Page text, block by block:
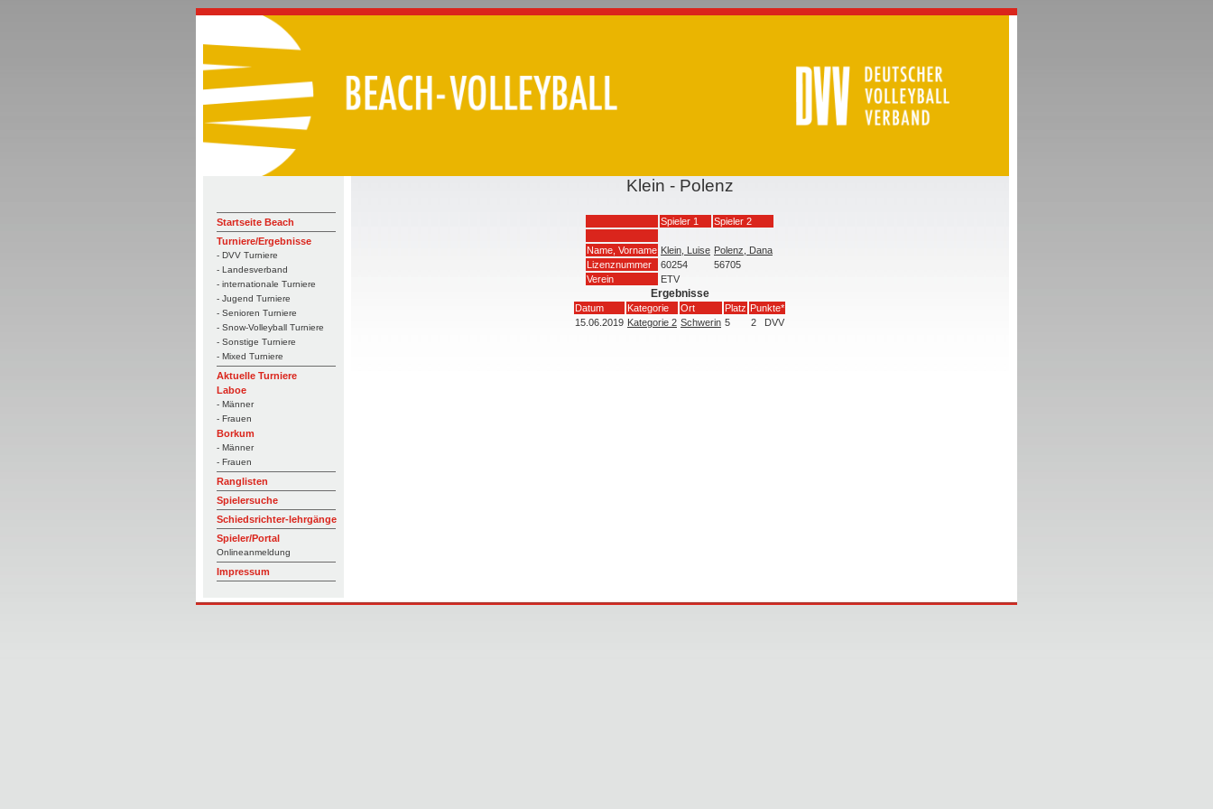
Startseite Beach
Turniere/Ergebnisse
- DVV Turniere
- Landesverband
- internationale Turniere
- Jugend Turniere
- Senioren Turniere
- Snow-Volleyball Turniere
- Sonstige Turniere
- Mixed Turniere
Aktuelle Turniere
Laboe
- Männer
- Frauen
Borkum
- Männer
- Frauen
Ranglisten
Spielersuche
Schiedsrichter-lehrgänge
Spieler/Portal
Onlineanmeldung
Impressum
Klein - Polenz
Spieler 1 Spieler 2
Name, Vorname Klein, Luise Polenz, Dana
Lizenznummer
60254
56705
Verein
ETV
Ergebnisse
Datum Kategorie Ort Platz Punkte*
15.06.2019 Kategorie 2 Schwerin 5 2 DVV